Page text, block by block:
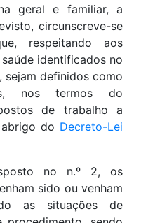
geral e familiar, a
circunscreve-se
respeitando aos
identificados no
sejam definidos como
nos termos do
de trabalho a
do Decreto-Lei
no n.º 2, os
sido ou venham
as situações de